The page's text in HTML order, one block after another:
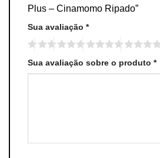
Plus – Cinamomo Ripado”
Sua avaliação *
Sua avaliação sobre o produto *